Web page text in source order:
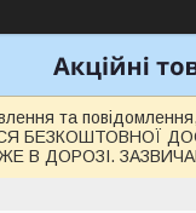
та
БЕЗКОШТОВНОЇ
В ДОРОЗІ.